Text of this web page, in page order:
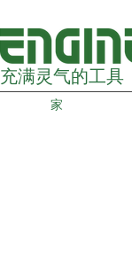
充满灵气的工具
家